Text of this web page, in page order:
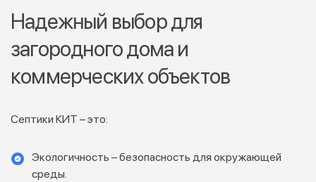
Надежный выбор для
загородного дома и
коммерческих объектов
Септики КИТ – это:
Экологичность – безопасность для окружающей
среды.